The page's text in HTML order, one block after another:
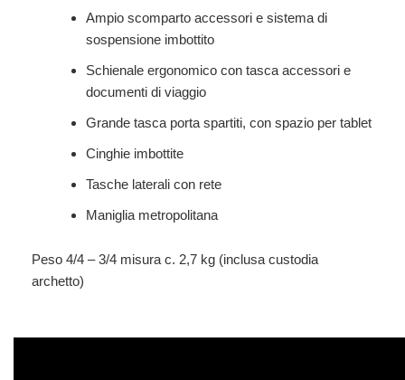
Ampio scomparto accessori e sistema di
sospensione imbottito
Schienale ergonomico con tasca accessori e
documenti di viaggio
Grande tasca porta spartiti, con spazio per tablet
Cinghie imbottite
Tasche laterali con rete
Maniglia metropolitana
Peso 4/4 – 3/4 misura c. 2,7 kg (inclusa custodia
archetto)